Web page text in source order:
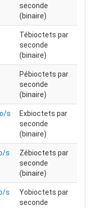
seconde
(binaire)
Tébioctets par
seconde
(binaire)
Pébioctets par
seconde
(binaire)
s
Exbioctets par
seconde
(binaire)
s
Zébioctets par
seconde
(binaire)
s
Yobioctets par
seconde